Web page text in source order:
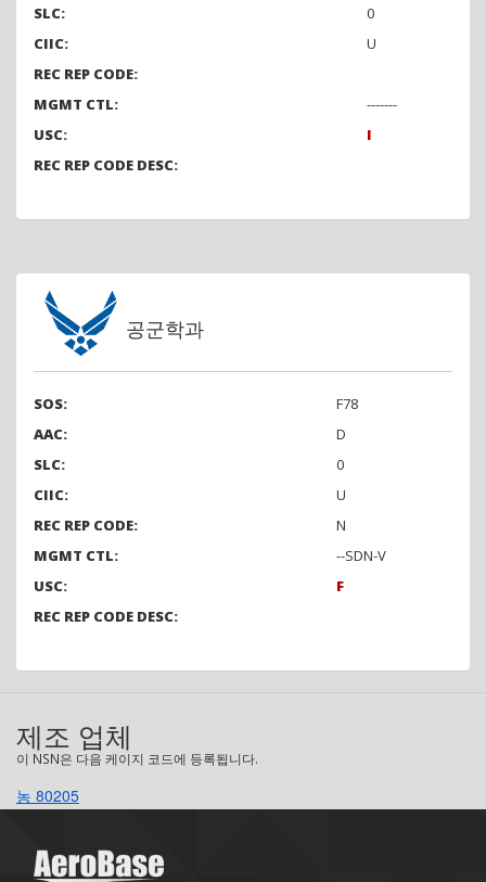
SLC:
0
CIIC:
U
REC REP CODE:
MGMT CTL:
-------
USC:
I
REC REP CODE DESC:
공군학과
SOS:
F78
AAC:
D
SLC:
0
CIIC:
U
REC REP CODE:
N
MGMT CTL:
--SDN-V
USC:
F
REC REP CODE DESC:
제조 업체
이 NSN은 다음 케이지 코드에 등록됩니다.
농 80205